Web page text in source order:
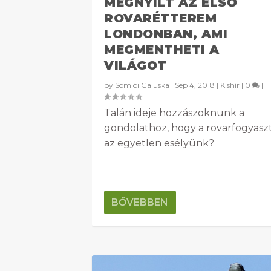
ROVARÉTTEREM
LONDONBAN, AMI
MEGMENTHETI A
VILÁGOT
by Somlói Galuska | Sep 4, 2018 | Kishír | 0 |
Talán ideje hozzászoknunk a
gondolathoz, hogy a
az egyetlen esélyünk?
BŐVEBBEN